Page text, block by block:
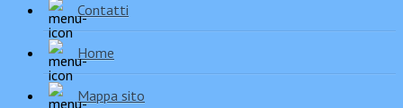
Contatti
Home
Mappa sito